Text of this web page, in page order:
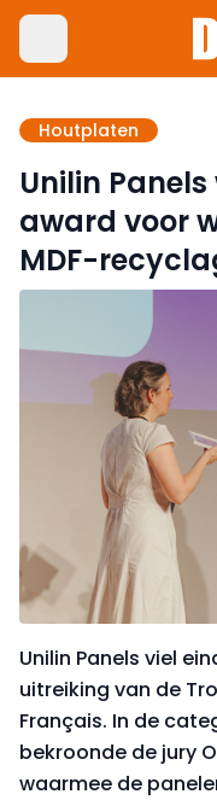
Houtplaten
Unilin Panels
award voor
MDF-
Unilin Panels viel
uitreiking van de
Français. In de
bekroonde de jury
waarmee de